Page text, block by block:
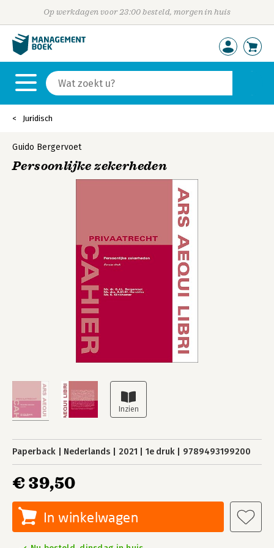
Op werkdagen voor 23:00 besteld, morgen in huis
Juridisch
Guido Bergervoet
Persoonlijke zekerheden
Paperback Nederlands 2021 1e druk 9789493199200
€ 39,50
In winkelwagen